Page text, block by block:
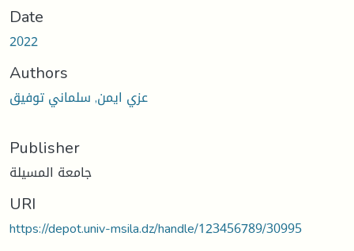
Date
2022
Authors
عزي ايمن, سلماني توفيق
Publisher
جامعة المسيلة
URI
https://depot.univ-msila.dz/handle/123456789/30995